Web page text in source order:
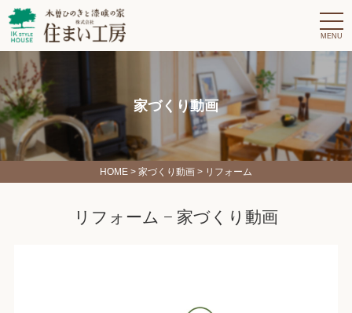
t
o
g
g
n
a
v
g
a
t
o
家づくり動画
HOME > 家づくり動画 > リフォーム
リフォーム − 家づくり動画